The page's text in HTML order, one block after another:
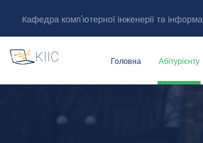
Кафедра комп'ютерної інженерії та
Головна Абітурієнту